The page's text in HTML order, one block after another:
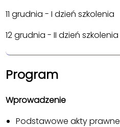
11 grudnia - I dzień szkolenia
12 grudnia - II dzień szkolenia
Program
Wprowadzenie
Podstawowe akty prawne